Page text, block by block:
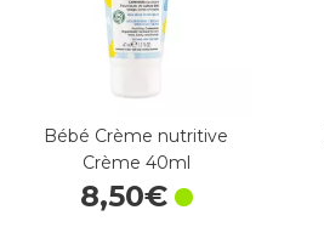
Bébé Crème nutritive
Crème 40ml
8,50€